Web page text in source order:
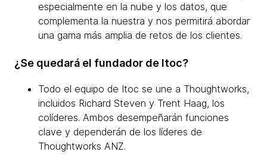
especialmente en la nube y los datos, que
complementa la nuestra y nos permitirá abordar
una gama más amplia de retos de los clientes.
¿Se quedará el fundador de Itoc?
Todo el equipo de Itoc se une a Thoughtworks,
incluidos Richard Steven y Trent Haag, los
colíderes. Ambos desempeñarán funciones
clave y dependerán de los líderes de
Thoughtworks ANZ.